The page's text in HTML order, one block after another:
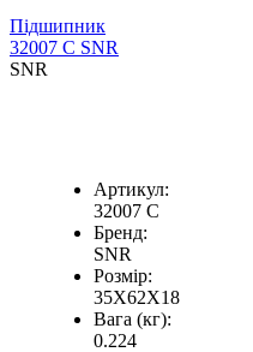
Підшипник
32007 C SNR
SNR
Артикул:
32007 C
Бренд:
SNR
Розмір:
35X62X18
Вага (кг):
0.224